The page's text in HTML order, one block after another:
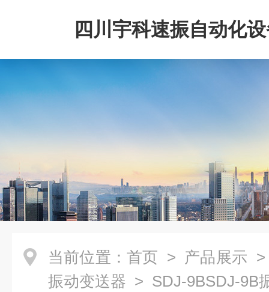
四川宇科速振自动化
公司
当前位置： 首页 > 产品展示
振动变送器 > SDJ-9BSDJ-9B